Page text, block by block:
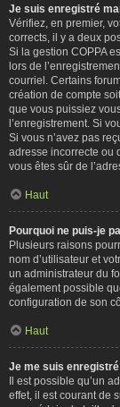
Je suis enregistré
Vérifiez, en premier,
corrects, il y a deux
Si la gestion COPPA
lors de
courriel. Certains
création de compte
que vous puissiez
l’enregistrement. Si
Si vous n’avez pas
adresse incorrecte ou
vous êtes sûr de
Haut
Pourquoi ne puis-je
Plusieurs raisons
nom d’utilisateur et
un administrateur du
également possible
configuration de son
Haut
Je me suis
Il est possible qu’un
effet, il est courant de